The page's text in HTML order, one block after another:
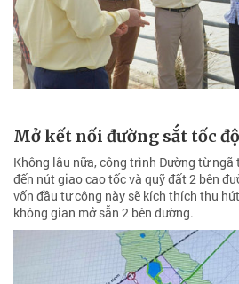
Mở kết nối đường sắt tốc
Không lâu nữa, công trình Đường từ ngã
đến nút giao cao tốc và quỹ đất 2 bên
vốn đầu tư công này sẽ kích thích thu
không gian mở sẵn 2 bên đường.